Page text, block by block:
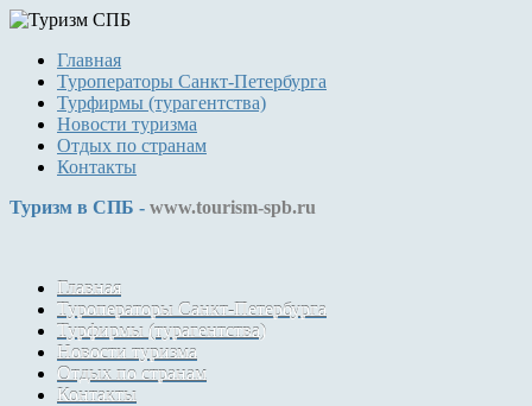
Главная
Туроператоры Санкт-Петербурга
Турфирмы (турагентства)
Новости туризма
Отдых по странам
Контакты
Туризм в СПБ - www.tourism-spb.ru
Главная
Туроператоры Санкт-Петербурга
Турфирмы (турагентства)
Новости туризма
Отдых по странам
Контакты